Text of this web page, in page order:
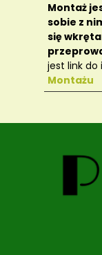
Montaż
sobie z
się
jest link
Montażu